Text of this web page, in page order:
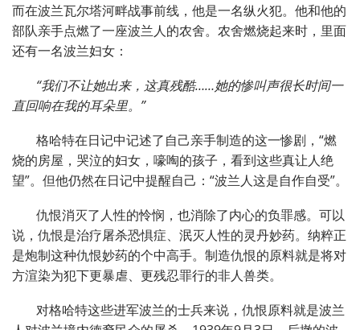
而在波兰瓦尔塔河畔战事前线，他是一名纵火犯。他和他的
部队亲手点燃了一座波兰人的农舍。农舍燃烧起来时，里面
还有一名波兰妇女：
“我们不让她出来，这真残酷……她的惨叫声很长时间一
直回响在我的耳朵里。”
格哈特在日记中记述了自己亲手制造的这一惨剧，“燃
烧的房屋，哭泣的妇女，嚎啕的孩子，看到这些真让人绝
望”。但他仍然在日记中提醒自己：“波兰人这是自作自受”。
仇恨消灭了人性的怜悯，也消除了内心的负罪感。可以
说，仇恨是治疗屠杀恐惧症、泯灭人性的灵丹妙药。纳粹正
是炮制这种仇恨妙药的个中高手。制造仇恨的原料就是将对
方渲染为犯下更暴虐、更残忍罪行的非人兽类。
对格哈特这些进军波兰的士兵来说，仇恨原料就是波兰